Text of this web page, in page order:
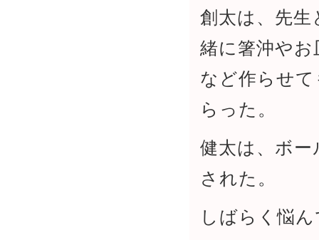
創太は、先生
緒に箸沖やお
など作らせて
らった。
健太は、ボ
された。
しばらく悩